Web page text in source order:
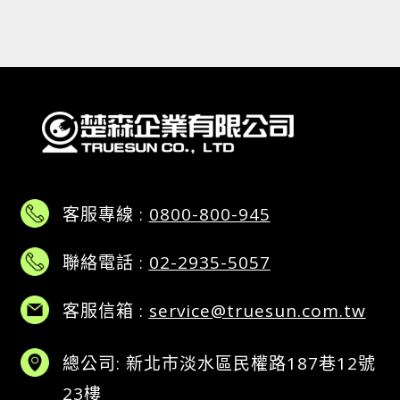
客服專線 : 0800-800-945
聯絡電話 : 02-2935-5057
客服信箱 : service@truesun.com.tw
總公司: 新北市淡水區民權路187巷12號
23樓